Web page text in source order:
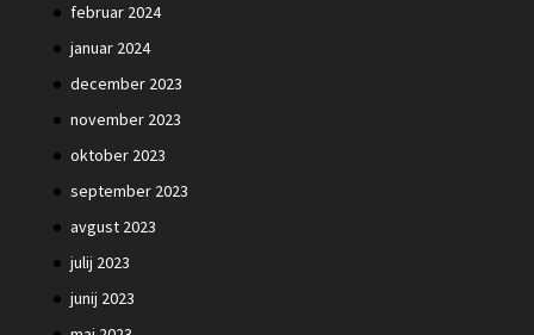
februar 2024
januar 2024
december 2023
november 2023
oktober 2023
september 2023
avgust 2023
julij 2023
junij 2023